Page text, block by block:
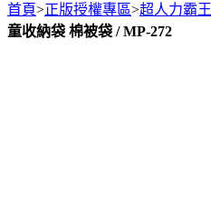
首頁>正版授權專區>超人力霸王
童收納袋 棉被袋 / MP-272